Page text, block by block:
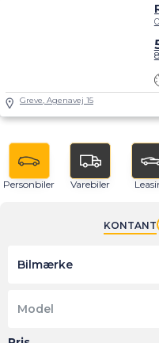
Greve, Agenavej 15
Personbiler Varebiler
KONTANT
Bilmærke
Model